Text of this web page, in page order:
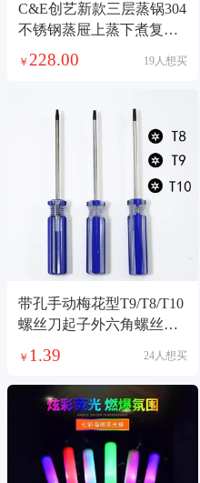
C&E创艺新款三层蒸锅304
不锈钢蒸屉上蒸下煮复底
多功能锅大容量汤锅厨房
￥ 228.00 19人想买
带孔手动梅花型T9/T8/T10
螺丝刀起子外六角螺丝刀
￥ 1.39 24人想买